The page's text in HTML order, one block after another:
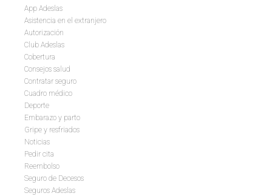
App Adeslas
Asistencia en el extranjero
Autorización
Club Adeslas
Cobertura
Consejos salud
Contratar seguro
Cuadro médico
Deporte
Embarazo y parto
Gripe y resfriados
Noticias
Pedir cita
Reembolso
Seguro de Decesos
Seguros Adeslas